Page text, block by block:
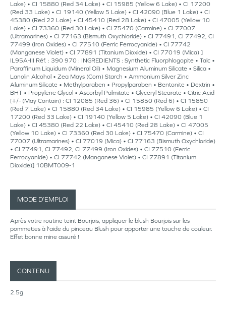
Lake) • CI 15880 (Red 34 Lake) • CI 15985 (Yellow 6 Lake) • CI 17200
(Red 33 Lake) • CI 19140 (Yellow 5 Lake) • CI 42090 (Blue 1 Lake) • CI
45380 (Red 22 Lake) • CI 45410 (Red 28 Lake) • CI 47005 (Yellow 10
Lake) • CI 73360 (Red 30 Lake) • CI 75470 (Carmine) • CI 77007
(Ultramarines) • CI 77163 (Bismuth Oxychloride) • CI 77491, CI 77492, CI
77499 (Iron Oxides) • CI 77510 (Ferric Ferrocyanide) • CI 77742
(Manganese Violet) • CI 77891 (Titanium Dioxide) • CI 77019 (Mica) ]
IL95A-III Réf. : 390 970 : INGREDIENTS : Synthetic Fluorphlogopite • Talc •
Paraffinum Liquidum (Mineral Oil) • Magnesium Aluminum Silicate • Silica •
Lanolin Alcohol • Zea Mays (Corn) Starch • Ammonium Silver Zinc
Aluminum Silicate • Methylparaben • Propylparaben • Bentonite • Dextrin •
BHT • Propylene Glycol • Ascorbyl Palmitate • Glyceryl Stearate • Citric Acid
[+/- (May Contain) : CI 12085 (Red 36) • CI 15850 (Red 6) • CI 15850
(Red 7 Lake) • CI 15880 (Red 34 Lake) • CI 15985 (Yellow 6 Lake) • CI
17200 (Red 33 Lake) • CI 19140 (Yellow 5 Lake) • CI 42090 (Blue 1
Lake) • CI 45380 (Red 22 Lake) • CI 45410 (Red 28 Lake) • CI 47005
(Yellow 10 Lake) • CI 73360 (Red 30 Lake) • CI 75470 (Carmine) • CI
77007 (Ultramarines) • CI 77019 (Mica) • CI 77163 (Bismuth Oxychloride)
• CI 77491, CI 77492, CI 77499 (Iron Oxides) • CI 77510 (Ferric
Ferrocyanide) • CI 77742 (Manganese Violet) • CI 77891 (Titanium
Dioxide)] 10BMT009-1
MODE D’EMPLOI
Après votre routine teint Bourjois, appliquer le blush Bourjois sur les
pommettes à l'aide du pinceau Blush pour apporter une touche de couleur.
Effet bonne mine assuré !
CONTENU
2.5g